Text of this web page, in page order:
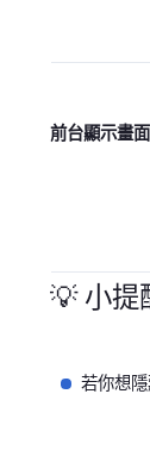
前台顯示畫面
💡 小提
若你想